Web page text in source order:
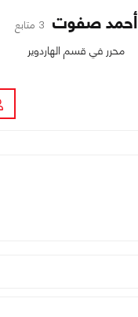
أحمد صفوت 3 متابع
محرر في قسم الهاردوير